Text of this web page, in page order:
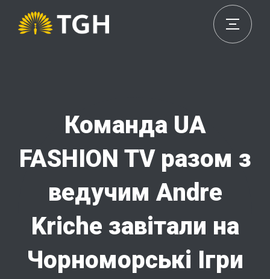
Команда UA
FASHION TV разом з
ведучим Andre
Kriche завітали на
Чорноморські Ігри